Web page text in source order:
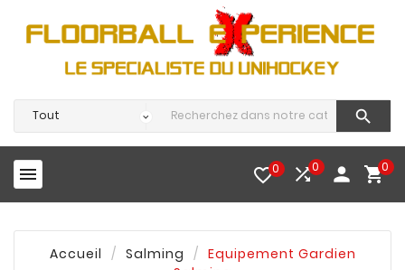

 favorite_border0 0  0
Accueil Salming
Equipement Gardien